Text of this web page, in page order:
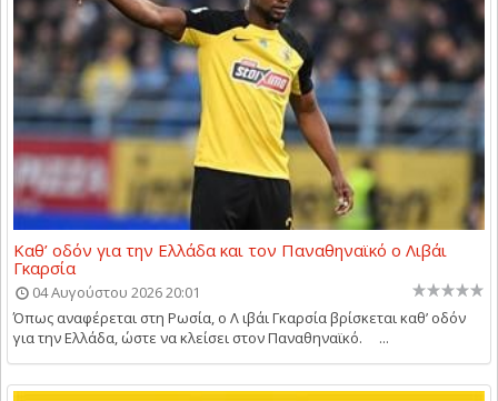
Καθ’ οδόν για την Ελλάδα και τον Παναθηναϊκό ο Λιβάι
Γκαρσία
04 Αυγούστου 2026 20:01
Όπως αναφέρεται στη Ρωσία, ο Λ ιβάι Γκαρσία βρίσκεται καθ’ οδόν
για την Ελλάδα, ώστε να κλείσει στον Παναθηναϊκό. ...